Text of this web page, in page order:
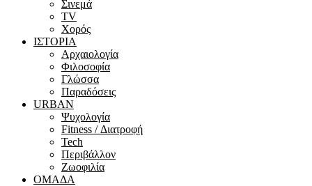
Σινεμά
ΤV
Χορός
ΙΣΤΟΡΙΑ
Αρχαιολογία
Φιλοσοφία
Γλώσσα
Παραδόσεις
URBAN
Ψυχολογία
Fitness / Διατροφή
Tech
Περιβάλλον
Ζωοφιλία
ΟΜΑΔΑ